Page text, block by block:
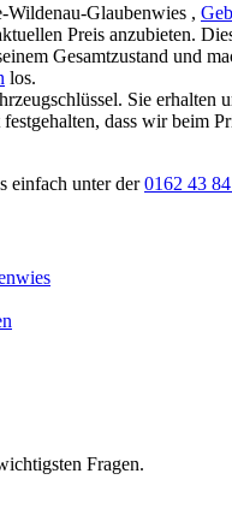
Glaubenwies ,
Preis anzubieten.
Gesamtzustand und
los.
Sie
dass wir beim
einfach unter der0162 43
Fragen.